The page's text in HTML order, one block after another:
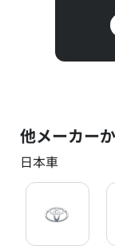
他メーカー
日本車